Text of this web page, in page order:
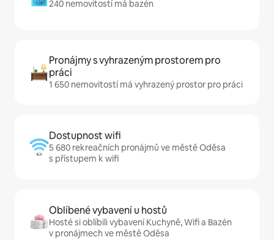
240 nemovitostí má bazén
Pronájmy s vyhrazeným prostorem pro
práci
1 650 nemovitostí má vyhrazený prostor pro práci
Dostupnost wifi
5 680 rekreačních pronájmů ve městě Oděsa
s přístupem k wifi
Oblíbené vybavení u hostů
Hosté si oblíbili vybavení Kuchyně, Wifi a Bazén
v pronájmech ve městě Oděsa